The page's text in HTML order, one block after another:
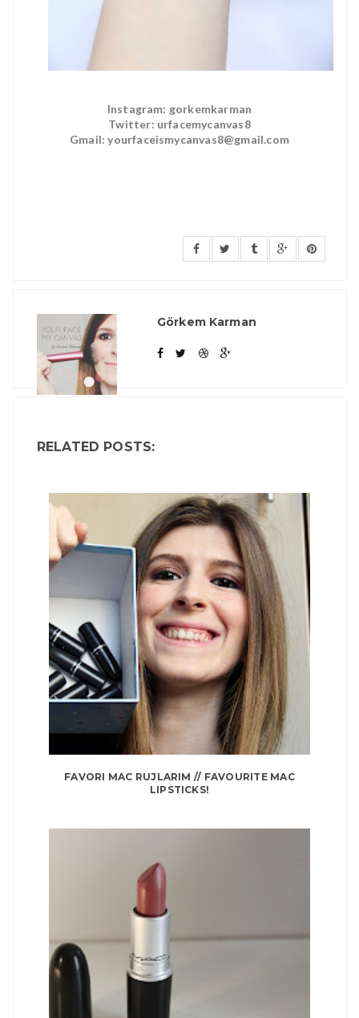
Instagram: gorkemkarman
Twitter: urfacemycanvas8
Gmail: yourfaceismycanvas8@gmail.com
Görkem Karman
RELATED POSTS:
FAVORI MAC RUJLARIM // FAVOURITE MAC
LIPSTICKS!